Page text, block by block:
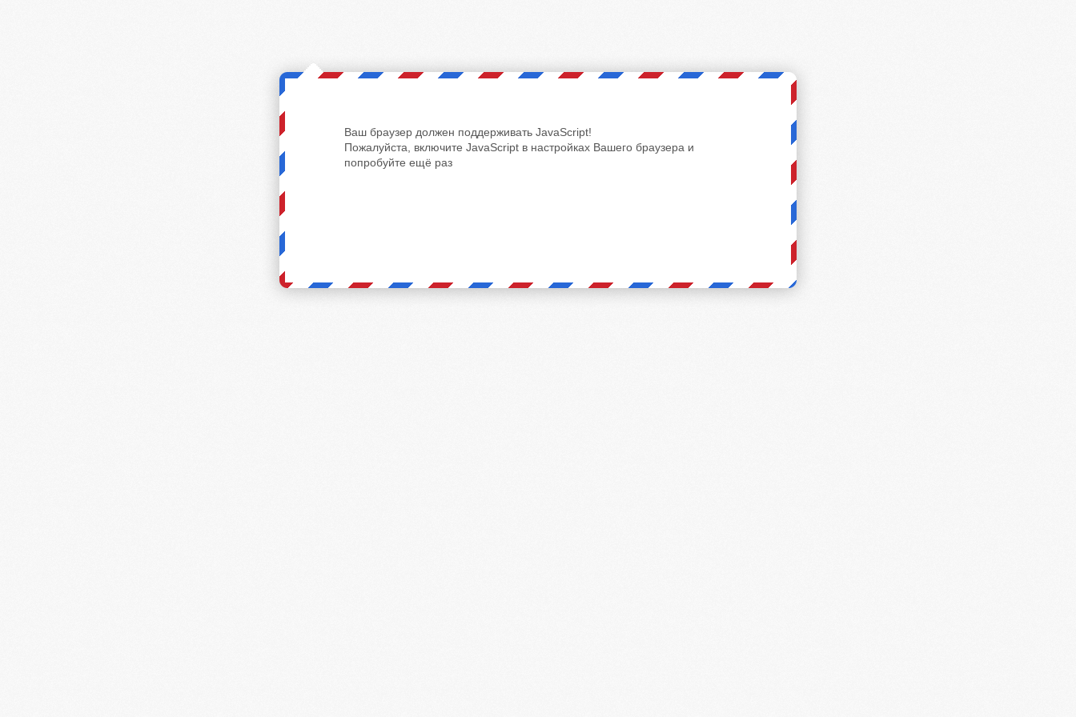
Ваш браузер должен поддерживать JavaScript!
Пожалуйста, включите JavaScript в настройках Вашего браузера и
попробуйте ещё раз